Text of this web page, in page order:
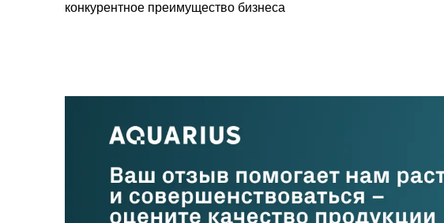
конкурентное преимущество бизнеса